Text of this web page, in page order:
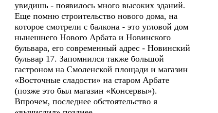
увидишь - появилось много высоких зданий.
Еще помню строительство нового дома, на
которое смотрели с балкона - это угловой дом
нынешнего Нового Арбата и Новинского
бульвара, его современный адрес - Новинский
бульвар 17. Запомнился также большой
гастроном на Смоленской площади и магазин
«Восточные сладости» на старом Арбате
(позже это был магазин «Консервы»).
Впрочем, последнее обстоятельство я